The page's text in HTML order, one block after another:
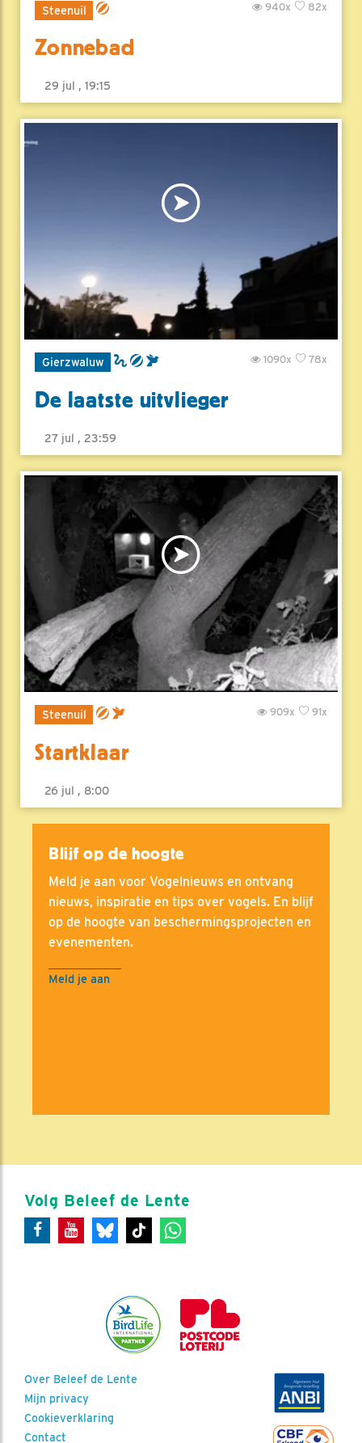
Steenuil 82x
940x
Zonnebad
29 jul , 19:15
Gierzwaluw 78x
1090x
De laatste uitvlieger
27 jul , 23:59
Steenuil 91x
909x
Startklaar
26 jul , 8:00
Blijf op de hoogte
Meld je aan voor Vogelnieuws en ontvang
nieuws, inspiratie en tips over vogels. En blijf
op de hoogte van beschermingsprojecten en
evenementen.
Meld je aan
Volg Beleef de Lente
Over Beleef de Lente
Mijn privacy
Cookieverklaring
Contact